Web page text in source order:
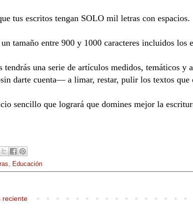
tus escritos tengan SOLO mil letras con espacios.
tamaño entre 900 y 1000 caracteres incluidos los
tendrás una serie de artículos medidos, temáticos y
darte cuenta— a limar, restar, pulir los textos que
sencillo que logrará que domines mejor la
, Educación
reciente